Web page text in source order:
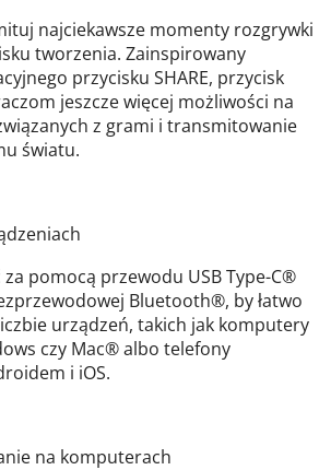
najciekawsze momenty rozgrywki
tworzenia. Zainspirowany
przycisku SHARE, przycisk
jeszcze więcej możliwości na
z grami i transmitowanie
światu.
za pomocą przewodu USB Type-C®
Bluetooth®, by łatwo
urządzeń, takich jak komputery
czy Mac® albo telefony
i iOS.
na komputerach